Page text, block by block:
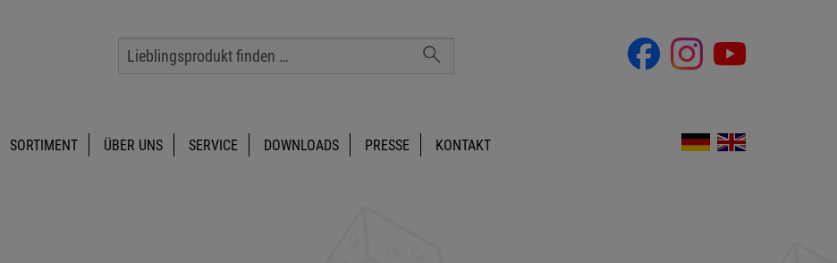
SORTIMENT ÜBER UNS SERVICE DOWNLOADS PRESSE KONTAKT